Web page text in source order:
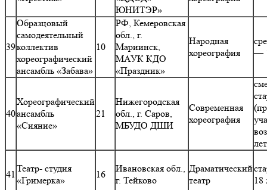
ЮНИТЭР»
39
Образцовый
самодеятельный
коллектив
хореографический
ансамбль «Забава»
10
РФ, Кемеровская
обл., г.
Мариинск,
МАУК КДО
«Праздник»
Народная
хореография
—
40
Хореографический
ансамбль
«Сияние»
21
Нижегородская
обл., г. Саров,
МБУДО ДШИ
Современная
хореография
41
Театр- студия
«Гримерка»
16
Ивановская обл.,
г. Тейково
Драматический
театр
18